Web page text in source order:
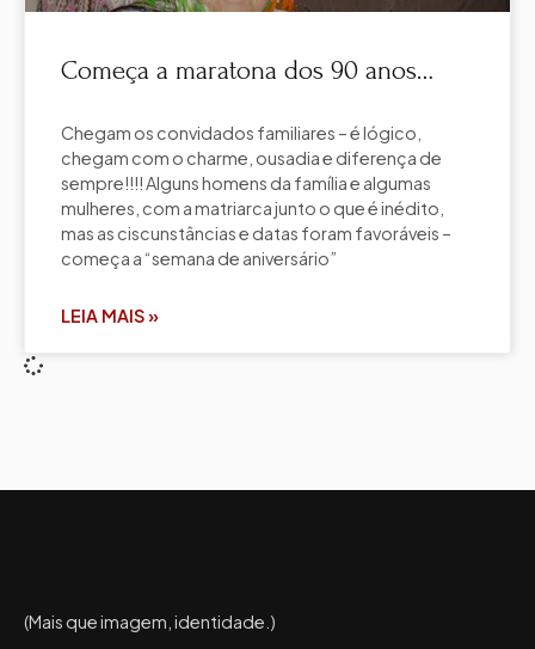
Começa a maratona dos 90 anos…
Chegam os convidados familiares – é lógico,
chegam com o charme, ousadia e diferença de
sempre!!!! Alguns homens da família e algumas
mulheres, com a matriarca junto o que é inédito,
mas as ciscunstâncias e datas foram favoráveis –
começa a “semana de aniversário”
LEIA MAIS »
(Mais que imagem, identidade.)